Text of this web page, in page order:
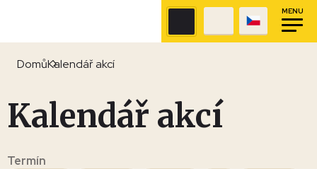
MENU
DomůKalendář akcí
Kalendář akcí
Termín